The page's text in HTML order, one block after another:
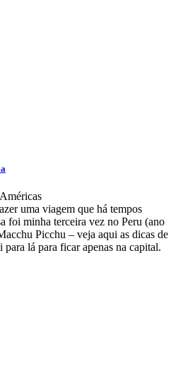
uma viagem que há tempos
foi minha terceira vez no Peru (ano
Picchu – veja aqui as dicas de
lá para ficar apenas na capital.